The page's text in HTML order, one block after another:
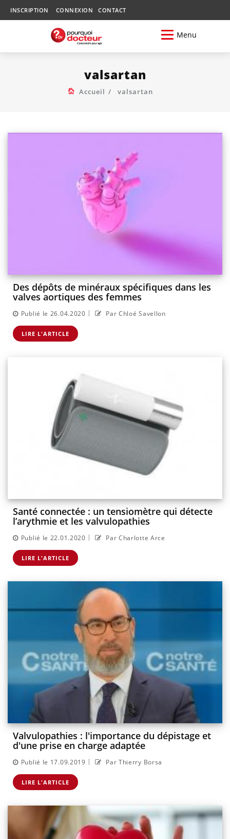
INSCRIPTION CONNEXION CONTACT
Menu
valsartan
Accueil valsartan
Des dépôts de minéraux spécifiques dans les
valves aortiques des femmes
Publié le 26.04.2020 | Par Chloé Savellon
LIRE L'ARTICLE
Santé connectée : un tensiomètre qui détecte
l’arythmie et les valvulopathies
Publié le 22.01.2020 | Par Charlotte Arce
LIRE L'ARTICLE
Valvulopathies : l'importance du dépistage et
d'une prise en charge adaptée
Publié le 17.09.2019 | Par Thierry Borsa
LIRE L'ARTICLE